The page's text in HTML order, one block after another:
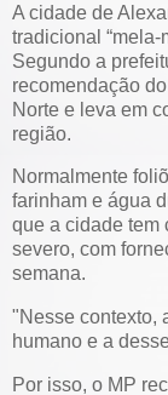
A cidade de
tradicional “mela-
Segundo a
recomendação
Norte e leva em
região.
Normalmente
farinham e água
que a cidade tem
severo, com
semana.
"Nesse contexto,
humano e a
Por isso, o MP